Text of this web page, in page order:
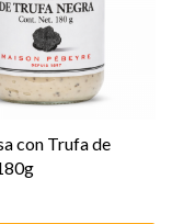
con Trufa de